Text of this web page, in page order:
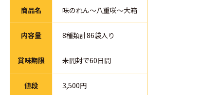
商品名 味のれん～八重咲～大箱
内容量 8種類計86袋入り
賞味期限 未開封で60日間
値段 3,500円